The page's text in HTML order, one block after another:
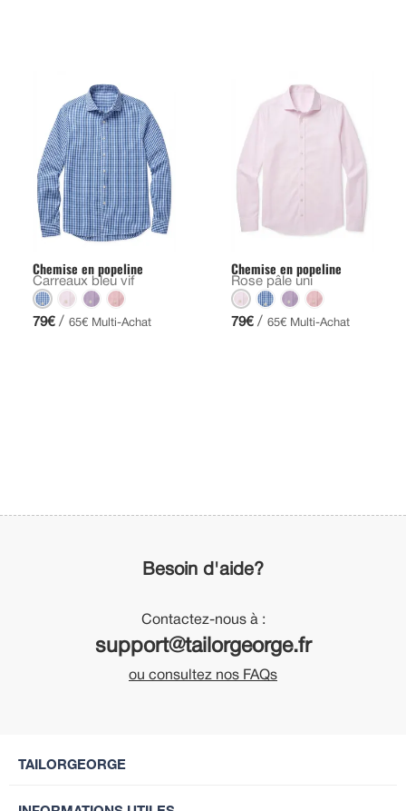
Chemise en popeline
Carreaux bleu vif
79€ / 65€ Multi-Achat
Chemise en popeline
Rose pâle uni
79€ / 65€ Multi-Achat
Besoin d'aide?
Contactez-nous à :
support@tailorgeorge.fr
ou consultez nos FAQs
TAILORGEORGE